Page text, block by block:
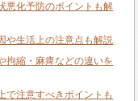
悪化予防のポイントも解
や生活上の注意点も解説
拘縮・麻痺などの違いを
で注意すべきポイントも